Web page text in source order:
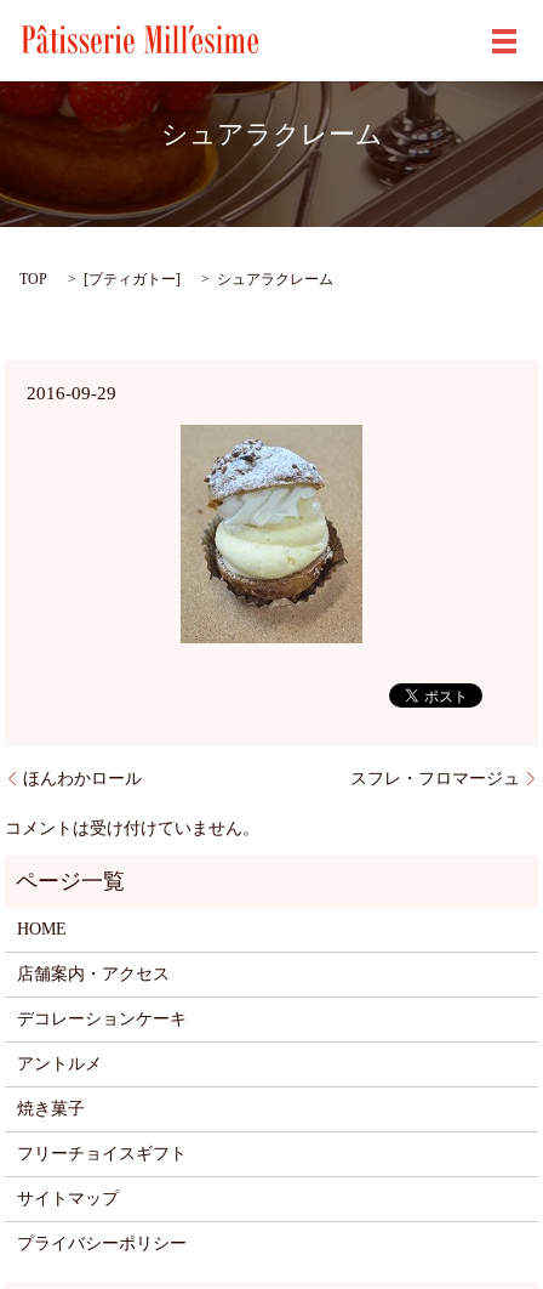
メ
シュアラクレーム
TOP [プティガトー] シュアラクレーム
2016-09-29
ほんわかロール スフレ・フロマージュ
コメントは受け付けていません。
HOME
店舗案内・アクセス
デコレーションケーキ
アントルメ
焼き菓子
フリーチョイスギフト
サイトマップ
プライバシーポリシー